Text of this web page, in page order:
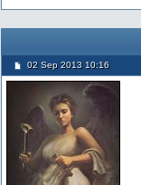
02 Sep 2013 10:16